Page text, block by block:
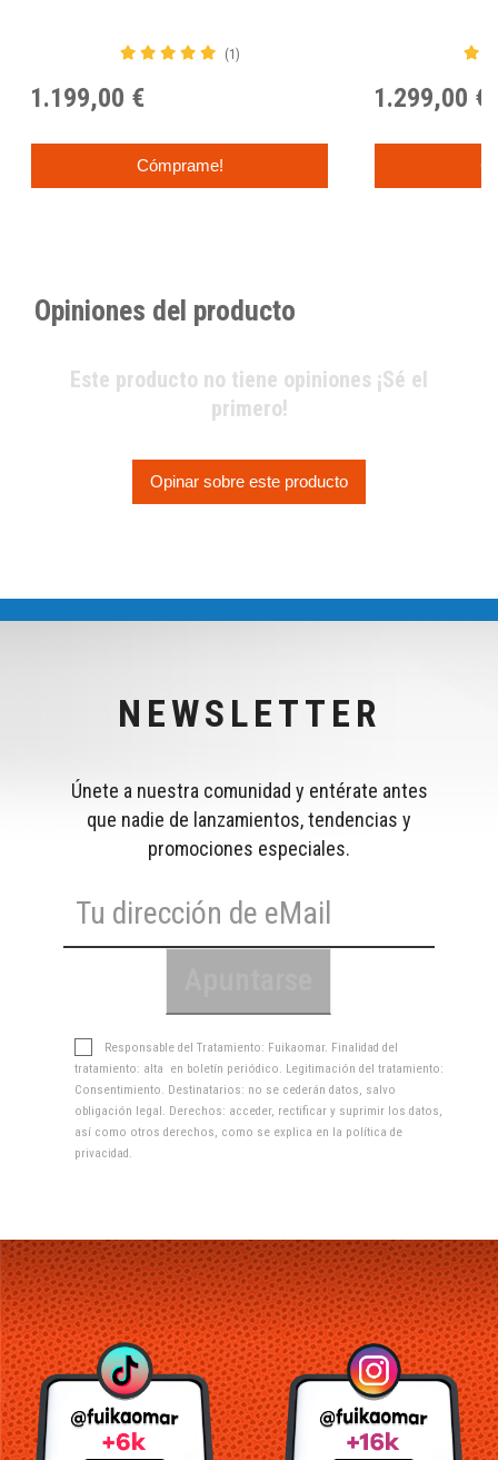
(1)
1.199,00 €
Cómprame!
1.299,00 €
Opiniones del producto
Este producto no tiene opiniones ¡Sé el
primero!
Opinar sobre este producto
NEWSLETTER
Únete a nuestra comunidad y entérate antes
que nadie de lanzamientos, tendencias y
promociones especiales.
Responsable del Tratamiento: Fuikaomar. Finalidad del
tratamiento: alta en boletín periódico. Legitimación del tratamiento:
Consentimiento. Destinatarios: no se cederán datos, salvo
obligación legal. Derechos: acceder, rectificar y suprimir los datos,
así como otros derechos, como se explica en la política de
privacidad